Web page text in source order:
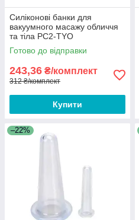
Силіконові банки для
вакуумного масажу обличчя
та тіла PC2-TYO
Готово до відправки
243,36 ₴/комплект
312 ₴/комплект
Купити
–22%